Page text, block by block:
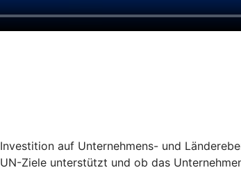
auf Unternehmens- und
Ziele unterstützt und ob das